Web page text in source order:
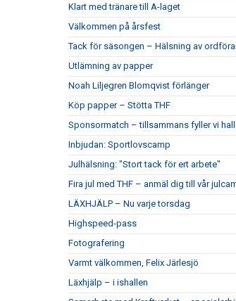
Klart med tränare till A-laget
Välkommen på årsfest
Tack för säsongen – Hälsning av
Utlämning av papper
Noah Liljegren Blomqvist förlänger
Köp papper – Stötta THF
Sponsormatch – tillsammans fyller vi
Inbjudan: Sportlovscamp
Julhälsning: "Stort tack för ert arbete"
Fira jul med THF – anmäl dig till vår
LÄXHJÄLP – Nu varje torsdag
Highspeed-pass
Fotografering
Varmt välkommen, Felix Järlesjö
Läxhjälp – i ishallen